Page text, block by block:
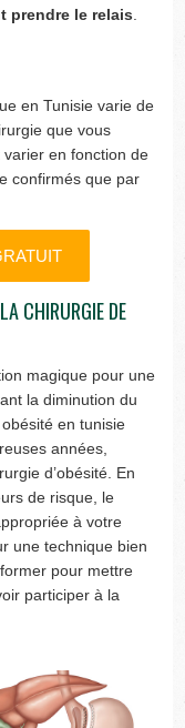
prendre le relais
en Tunisie varie de
que vous
en fonction de
confirmés que par
CHIRURGIE DE
magique pour une
la diminution du
en tunisie
années,
d’obésité. En
de risque, le
à votre
une technique bien
pour mettre
participer à la